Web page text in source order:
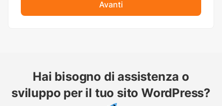
Avanti
Hai bisogno di assistenza o
sviluppo per il tuo sito WordPress?